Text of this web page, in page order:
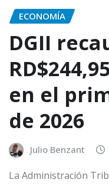
ECONOMÍA
DGII
en el
de 2026
Julio Benzant
La Administración